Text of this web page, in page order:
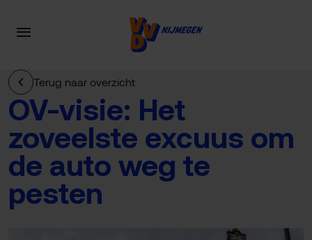
Terug naar overzicht
OV-visie: Het
zoveelste excuus om
de auto weg te
pesten